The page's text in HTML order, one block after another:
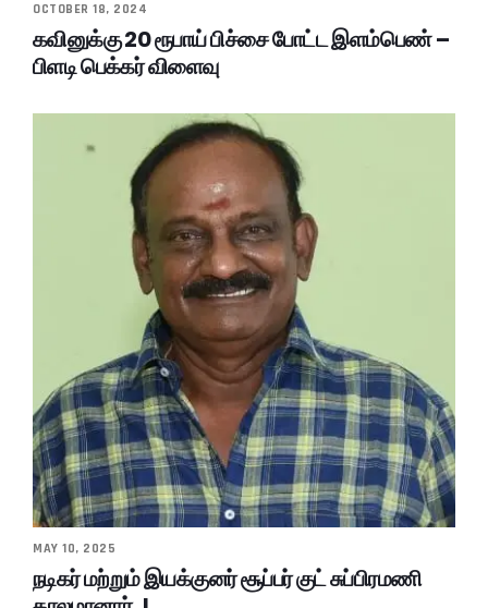
OCTOBER 18, 2024
கவினுக்கு 20 ரூபாய் பிச்சை போட்ட இளம்பெண் –
பிளடி பெக்கர் விளைவு
MAY 10, 2025
நடிகர் மற்றும் இயக்குனர் சூப்பர் குட் சுப்பிரமணி